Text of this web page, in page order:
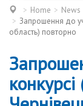
Home News
Запрошення до
область) повторно